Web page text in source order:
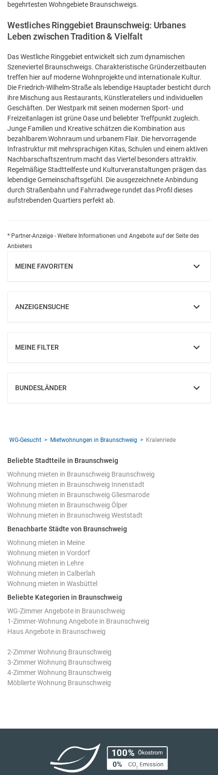
begehrtesten Wohngebiete Braunschweigs.
Westliches Ringgebiet Braunschweig: Urbanes
Leben zwischen Tradition & Vielfalt
Das Westliche Ringgebiet entwickelt sich zum dynamischen
Szeneviertel Braunschweigs. Charakteristische Gründerzeitbauten
treffen hier auf moderne Wohnprojekte und internationale Kultur.
Die Friedrich-Wilhelm-Straße als lebendige Hauptader besticht durch
ihre Mischung aus Restaurants, Künstlerateliers und individuellen
Geschäften. Der Westpark mit seinen modernen Sport- und
Freizeitanlagen ist grüne Oase und beliebter Treffpunkt zugleich.
Junge Familien und Kreative schätzen die Kombination aus
bezahlbarem Wohnraum und urbanem Flair. Die hervorragende
Infrastruktur mit mehrsprachigen Kitas, Schulen und einem aktiven
Nachbarschaftszentrum macht das Viertel besonders attraktiv.
Regelmäßige Stadtteilfeste und Kulturveranstaltungen prägen das
lebendige Gemeinschaftsgefühl. Die ausgezeichnete Anbindung
durch Straßenbahn und Fahrradwege rundet das Profil dieses
aufstrebenden Quartiers perfekt ab.
* Partner-Anzeige - Weitere Informationen und Angebote auf der Seite des
Anbieters
MEINE FAVORITEN
EINBLENDEN
ANZEIGENSUCHE
EINBLENDEN
MEINE FILTER
EINBLENDEN
BUNDESLÄNDER
EINBLENDEN
WG-Gesucht Mietwohnungen in Braunschweig Kralenriede
Beliebte Stadtteile in Braunschweig
Wohnung mieten in Braunschweig Braunschweig
Wohnung mieten in Braunschweig Innenstadt
Wohnung mieten in Braunschweig Gliesmarode
Wohnung mieten in Braunschweig Ölper
Wohnung mieten in Braunschweig Weststadt
Benachbarte Städte von Braunschweig
Wohnung mieten in Meine
Wohnung mieten in Vordorf
Wohnung mieten in Lehre
Wohnung mieten in Calberlah
Wohnung mieten in Wasbüttel
Beliebte Kategorien in Braunschweig
WG-Zimmer Angebote in Braunschweig
1-Zimmer-Wohnung Angebote in Braunschweig
Haus Angebote in Braunschweig
2-Zimmer Wohnung Braunschweig
3-Zimmer Wohnung Braunschweig
4-Zimmer Wohnung Braunschweig
Möblierte Wohnung Braunschweig